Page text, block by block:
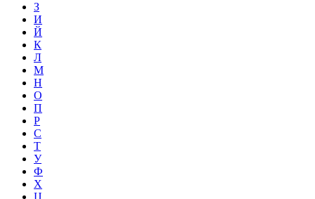
З
И
Й
К
Л
М
Н
О
П
Р
С
Т
У
Ф
Х
Ц